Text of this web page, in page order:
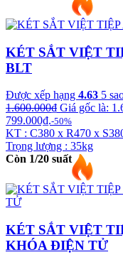
KÉT SẮT VIỆT
BLT
Được xếp hạng 4.63 5
1.600.000₫ Giá gốc là:
799.000₫.-50%
KT : C380 x R470 x
Trọng lượng : 35kg
Còn 1/20 suất
KÉT SẮT VIỆT
KHÓA ĐIỆN TỬ